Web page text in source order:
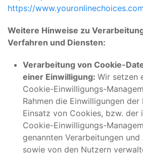
https://
Weitere Hinweise zu
Verfahren und Diensten:
Verarbeitung von Cookie-
einer Einwilligung: Wir setzen
Cookie-Einwilligungs-
Rahmen die Einwilligungen
Einsatz von Cookies, bzw. der
Cookie-Einwilligungs-
genannten Verarbeitungen
sowie von den Nutzern